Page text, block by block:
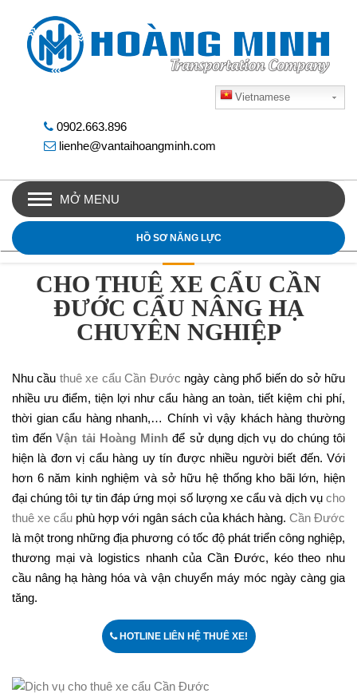
Vietnamese
0902.663.896
lienhe@vantaihoangminh.com
MỞ MENU
HỒ SƠ NĂNG LỰC
CHO THUÊ XE CẨU CẦN
ĐƯỚC CẨU NÂNG HẠ
CHUYÊN NGHIỆP
Nhu cầu thuê xe cẩu Cần Đước ngày càng phổ biến do sở hữu
nhiều ưu điểm, tiện lợi như cẩu hàng an toàn, tiết kiệm chi phí,
thời gian cẩu hàng nhanh,… Chính vì vậy khách hàng thường
tìm đếnVận tải Hoàng Minh để sử dụng dịch vụ do chúng tôi
hiện là đơn vị cẩu hàng uy tín được nhiều người biết đến. Với
hơn 6 năm kinh nghiệm và sở hữu hệ thống kho bãi lớn, hiện
đại chúng tôi tự tin đáp ứng mọi số lượng xe cẩu và dịch vụ cho
thuê xe cẩu phù hợp với ngân sách của khách hàng. Cần Đước
là một trong những địa phương có tốc độ phát triển công nghiệp,
thương mại và logistics nhanh của Cần Đước, kéo theo nhu
cầu nâng hạ hàng hóa và vận chuyển máy móc ngày càng gia
tăng.
HOTLINE LIÊN HỆ THUÊ XE!